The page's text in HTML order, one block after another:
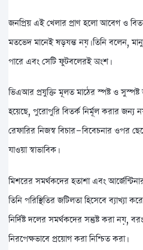
জনপ্রিয় এই খেলার প্রাণ হলো আবেগ ও
মতভেদ মানেই ষড়যন্ত নয়। তিনি বলেন,
পারে এবং সেটি ফুটবলেরই অংশ।
ভিএআর প্রযুক্তি মূলত মাঠের স্পষ্ট ও
হয়েছে, পুরোপুরি বিতর্ক নির্মূল করার জন্য
রেফারির নিজস্ব বিচার-বিবেচনার ওপর
যাওয়া স্বাভাবিক।
মিশরের সমর্থকদের হতাশা এবং
তিনি পরিস্থিতির জটিলতা হিসেবে ব্যাখ্যা
নির্দিষ্ট দলের সমর্থকদের সন্তুষ্ট করা
নিরপেক্ষভাবে প্রয়োগ করা নিশ্চিত করা।